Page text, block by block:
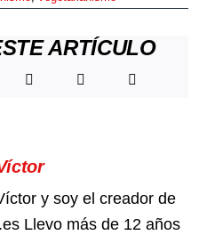
DEBE
PROTEÍNA
ARTÍCULO
y soy el creador de
Llevo más de 12 años